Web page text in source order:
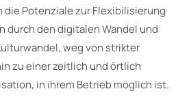
Potenziale zur Flexibilisierung
durch den digitalen Wandel und
weg von strikter
zu einer zeitlich und örtlich
in ihrem Betrieb möglich ist.